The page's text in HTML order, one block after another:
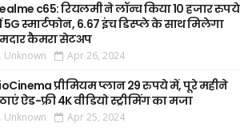
c65: रियलमी ने लॉन्च किया 10 हजार रुपये
स्मार्टफोन, 6.67 इंच डिस्प्ले के साथ मिलेगा
कैमरा सेटअप
Unknown Apr 26, 2024
प्रीमियम प्लान 29 रुपये में, पूरे महीने
ऐड-फ्री 4K वीडियो स्ट्रीमिंग का मजा
Unknown Apr 25, 2024